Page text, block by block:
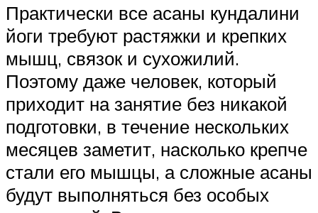
Практически все асаны кундалини
йоги требуют растяжки и крепких
мышц, связок и сухожилий.
Поэтому даже человек, который
приходит на занятие без никакой
подготовки, в течение нескольких
месяцев заметит, насколько крепче
стали его мышцы, а сложные асаны
будут выполняться без особых